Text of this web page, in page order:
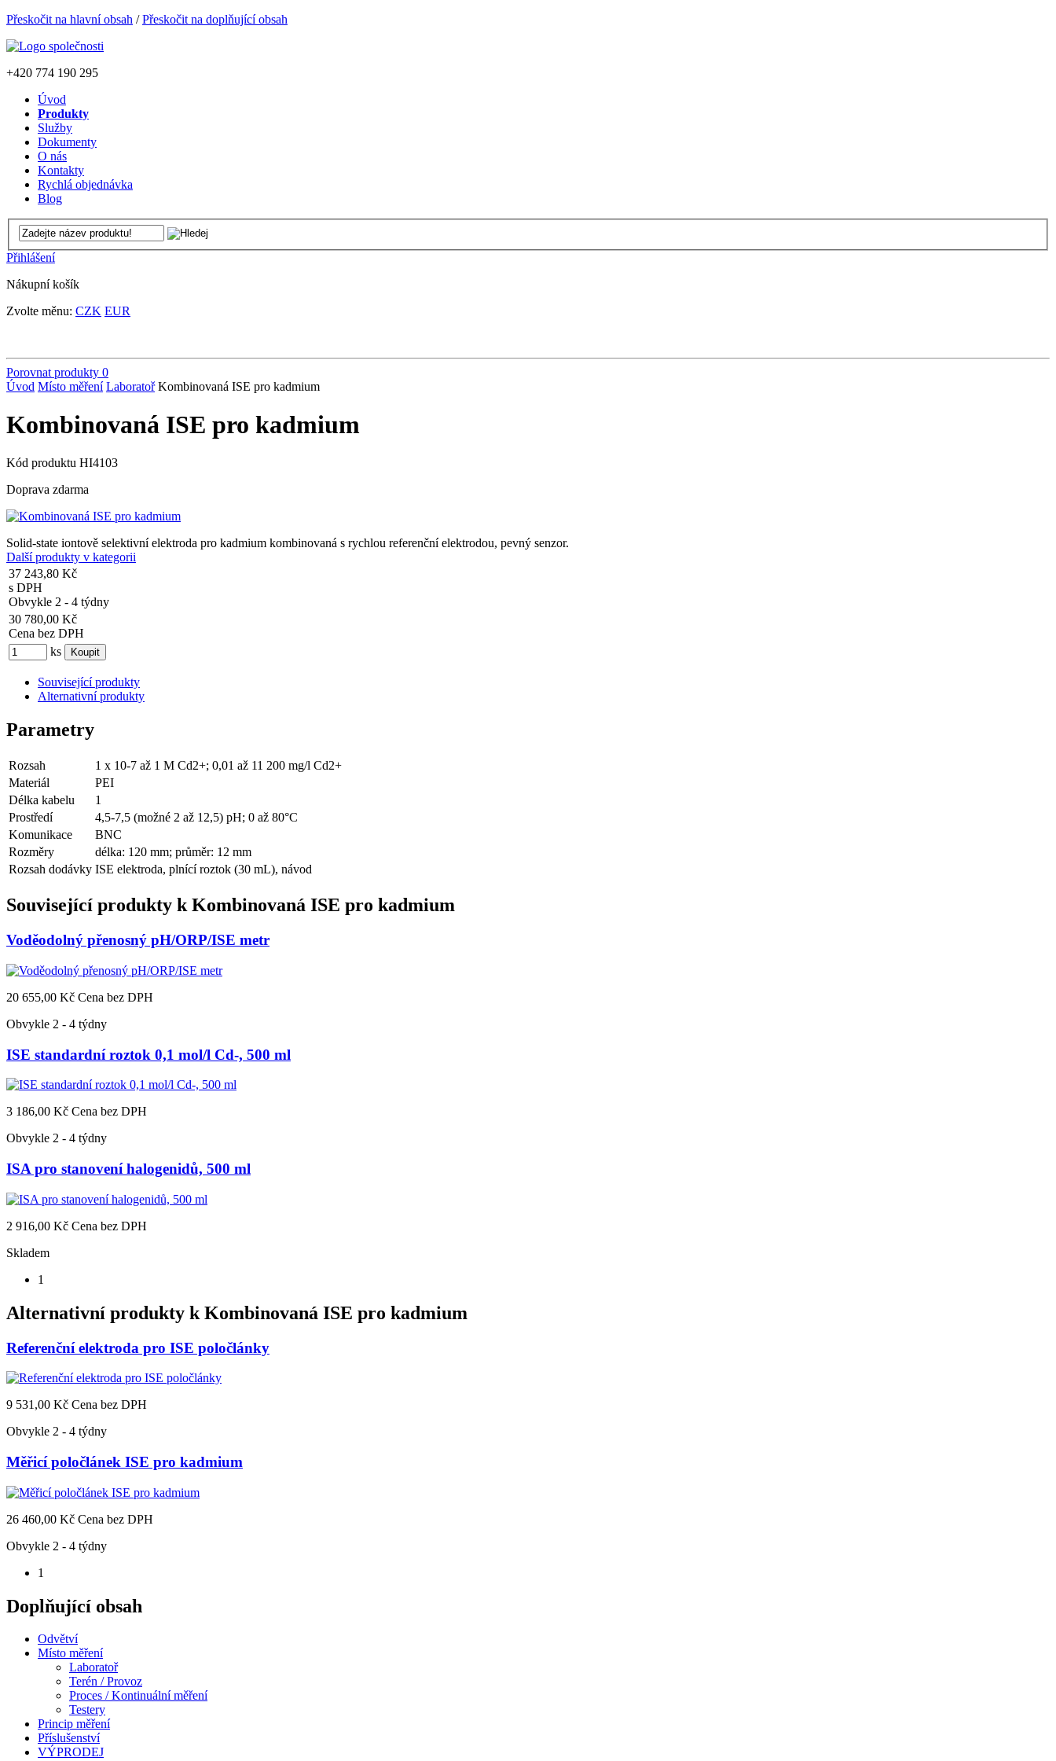
Přeskočit na hlavní obsah /Přeskočit na doplňující obsah
+420 774 190 295
Úvod
Produkty
Služby
Dokumenty
O nás
Kontakty
Rychlá objednávka
Blog
Přihlášení
Nákupní košík
Zvolte měnu: CZK EUR
Porovnat produkty 0
Úvod Místo měření Laboratoř Kombinovaná ISE pro kadmium
Kombinovaná ISE pro kadmium
Kód produktu HI4103
Doprava zdarma
Solid-state iontově selektivní elektroda pro kadmium kombinovaná s rychlou referenční elektrodou, pevný senzor.
Další produkty v kategorii
37 243,80 Kč
s DPH
Obvykle 2 - 4 týdny
30 780,00 Kč
Cena bez DPH
ks
Související produkty
Alternativní produkty
Parametry
Rozsah
1 x 10-7 až 1 M Cd2+; 0,01 až 11 200 mg/l Cd2+
Materiál
PEI
Délka kabelu
1
Prostředí
4,5-7,5 (možné 2 až 12,5) pH; 0 až 80°C
Komunikace
BNC
Rozměry
délka: 120 mm; průměr: 12 mm
Rozsah dodávky ISE elektroda, plnící roztok (30 mL), návod
Související produkty k Kombinovaná ISE pro kadmium
Voděodolný přenosný pH/ORP/ISE metr
20 655,00 Kč Cena bez DPH
Obvykle 2 - 4 týdny
ISE standardní roztok 0,1 mol/l Cd-, 500 ml
3 186,00 Kč Cena bez DPH
Obvykle 2 - 4 týdny
ISA pro stanovení halogenidů, 500 ml
2 916,00 Kč Cena bez DPH
Skladem
1
Alternativní produkty k Kombinovaná ISE pro kadmium
Referenční elektroda pro ISE poločlánky
9 531,00 Kč Cena bez DPH
Obvykle 2 - 4 týdny
Měřicí poločlánek ISE pro kadmium
26 460,00 Kč Cena bez DPH
Obvykle 2 - 4 týdny
1
Doplňující obsah
Odvětví
Místo měření
Laboratoř
Terén / Provoz
Proces / Kontinuální měření
Testery
Princip měření
Příslušenství
VÝPRODEJ